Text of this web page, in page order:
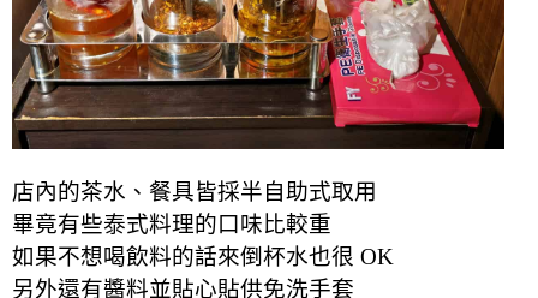
店內的茶水、餐具皆採半自助式取用
畢竟有些泰式料理的口味比較重
如果不想喝飲料的話來倒杯水也很 OK
另外還有醬料並貼心貼供免洗手套